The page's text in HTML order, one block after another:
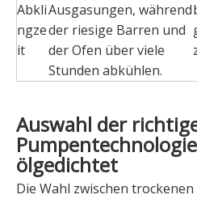
Abkli
ngze
it
Ausgasungen, während
der riesige Barren und
der Ofen über viele
Stunden abkühlen.
Auswahl der
ölgedichtet
Die Wahl zwischen